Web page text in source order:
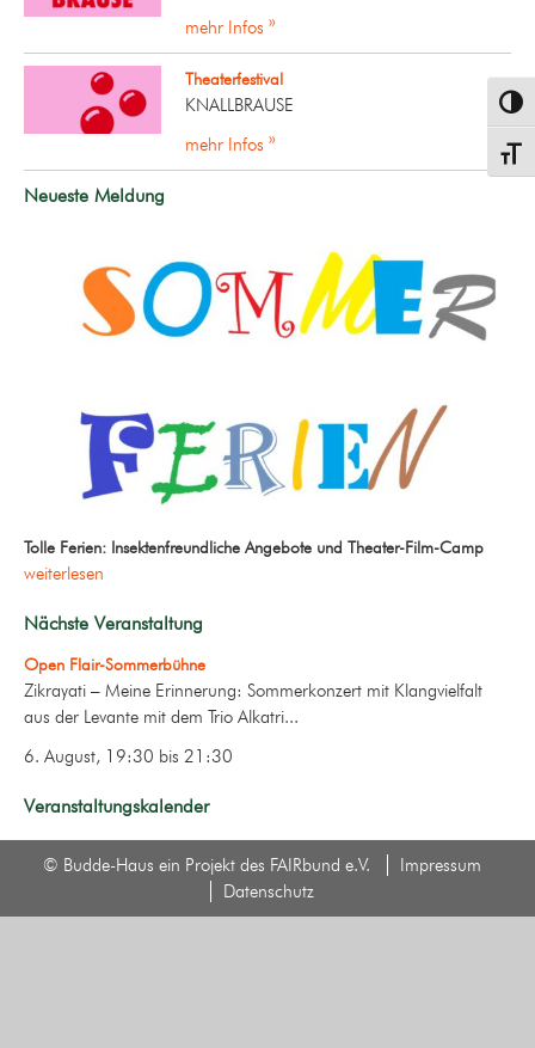
mehr Infos »
Theaterfestival
KNALLBRAUSE
mehr Infos »
Neueste Meldung
Tolle Ferien: Insektenfreundliche Angebote und Theater-Film-Camp
weiterlesen
Nächste Veranstaltung
Open Flair-Sommerbühne
Zikrayati – Meine Erinnerung: Sommerkonzert mit Klangvielfalt
aus der Levante mit dem Trio Alkatri...
6. August, 19:30 bis 21:30
Veranstaltungskalender
© Budde-Haus ein Projekt des FAIRbund e.V.
Impressum
Datenschutz